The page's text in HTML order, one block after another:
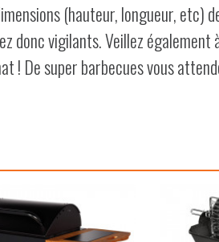
(hauteur, longueur, etc)
donc vigilants. Veillez
! De super barbecues vous